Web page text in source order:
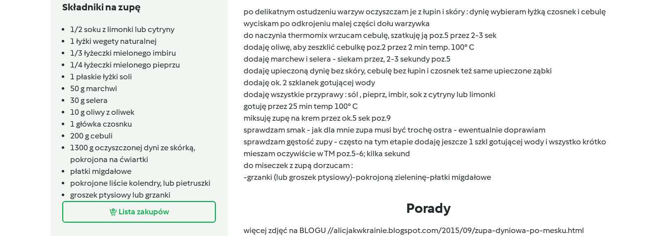
Składniki na zupę
1/2soku z limonki lub cytryny
1 łyżki wegety naturalnej
1/3 łyżeczki mielonego imbiru
1/4łyżeczki mielonego pieprzu
1 płaskie łyżki soli
50g marchwi
30gselera
10goliwy z oliwek
1 główka czosnku
200gcebuli
1300goczyszczonej dyni ze skórką,
pokrojona na ćwiartki
płatki migdałowe
pokrojone liście kolendry, lub pietruszki
groszek ptysiowy lub grzanki
Lista zakupów
po delikatnym ostudzeniu warzyw oczyszczam je z łupin i skóry : dynię wybieram łyżką czosnek i cebulę
wyciskam po odkrojeniu malej części dołu warzywka
do naczynia thermomix wrzucam cebulę, szatkuję ją poz.5 przez 2-3 sek
dodaję oliwę, aby zeszklić cebulkę poz.2 przez 2 min temp. 100° C
dodaję marchew i selera - siekam przez, 2-3 sekundy poz.5
dodaję upieczoną dynię bez skóry, cebulę bez łupin i czosnek też same upieczone ząbki
dodaję ok. 2 szklanek gotującej wody
dodaję wszystkie przyprawy : sól , pieprz, imbir, sok z cytryny lub limonki
gotuję przez 25 min temp 100° C
miksuję zupę na krem przez ok.5 sek poz.9
sprawdzam smak - jak dla mnie zupa musi być trochę ostra - ewentualnie doprawiam
sprawdzam gęstość zupy - często na tym etapie dodaję jeszcze 1 szkl gotującej wody i wszystko krótko
mieszam oczywiście w TM poz.5-6; kilka sekund
do miseczek z zupą dorzucam :
-grzanki (lub groszek ptysiowy)-pokrojoną zieleninę-płatki migdałowe
Porady
więcej zdjęć na BLOGU //alicjakwkrainie.blogspot.com/2015/09/zupa-dyniowa-po-mesku.html